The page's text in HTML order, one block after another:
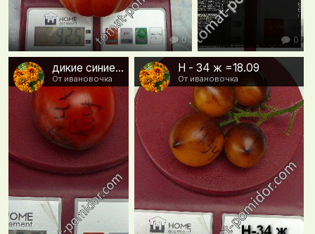
0 0
дикие синие карты 18.09
От ивановочка
Н - 34 ж =18.09
От ивановочка